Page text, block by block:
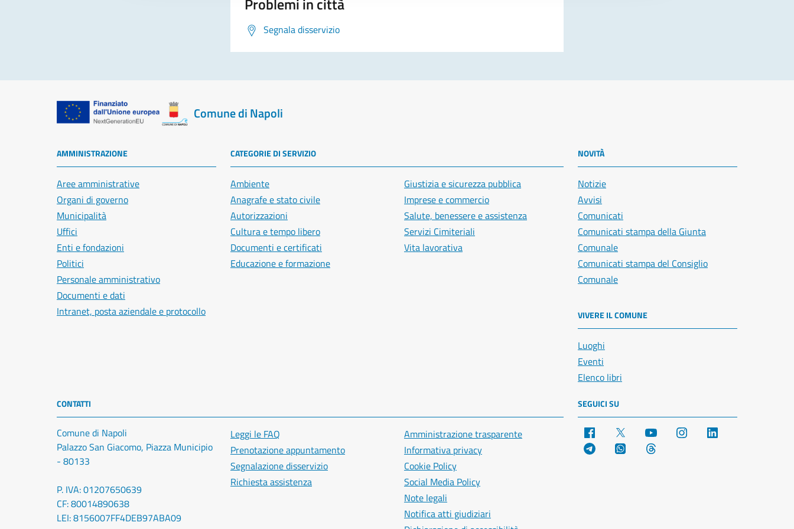
Segnala disservizio
Comune di Napoli
AMMINISTRAZIONE
Aree amministrative
Organi di governo
Municipalità
Uffici
Enti e fondazioni
Politici
Personale amministrativo
Documenti e dati
Intranet, posta aziendale e protocollo
CATEGORIE DI SERVIZIO
Ambiente
Anagrafe e stato civile
Autorizzazioni
Cultura e tempo libero
Documenti e certificati
Educazione e formazione
Giustizia e sicurezza pubblica
Imprese e commercio
Salute, benessere e assistenza
Servizi Cimiteriali
Vita lavorativa
NOVITÀ
Notizie
Avvisi
Comunicati
Comunicati stampa della Giunta
Comunale
Comunicati stampa del Consiglio
Comunale
VIVERE IL COMUNE
Luoghi
Eventi
Elenco libri
CONTATTI
Comune di Napoli
Palazzo San Giacomo, Piazza Municipio
- 80133
P. IVA: 01207650639
CF: 80014890638
LEI: 8156007FF4DEB97ABA09
Leggi le FAQ
Prenotazione appuntamento
Segnalazione disservizio
Richiesta assistenza
Amministrazione trasparente
Informativa privacy
Cookie Policy
Social Media Policy
Note legali
Notifica atti giudiziari
SEGUICI SU
Facebook YouTube Instagram
Telegram WhatsApp